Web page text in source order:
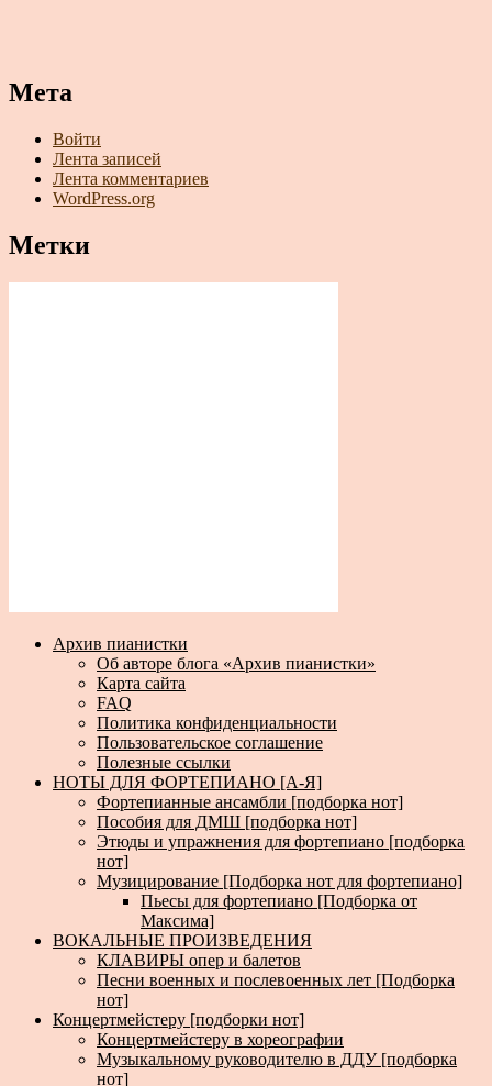
Мета
Войти
Лента записей
Лента комментариев
WordPress.org
Метки
Архив пианистки
Об авторе блога «Архив пианистки»
Карта сайта
FAQ
Политика конфиденциальности
Пользовательское соглашение
Полезные ссылки
НОТЫ ДЛЯ ФОРТЕПИАНО [А-Я]
Фортепианные ансамбли [подборка нот]
Пособия для ДМШ [подборка нот]
Этюды и упражнения для фортепиано [подборка
нот]
Музицирование [Подборка нот для фортепиано]
Пьесы для фортепиано [Подборка от
Максима]
ВОКАЛЬНЫЕ ПРОИЗВЕДЕНИЯ
КЛАВИРЫ опер и балетов
Песни военных и послевоенных лет [Подборка
нот]
Концертмейстеру [подборки нот]
Концертмейстеру в хореографии
Музыкальному руководителю в ДДУ [подборка
нот]